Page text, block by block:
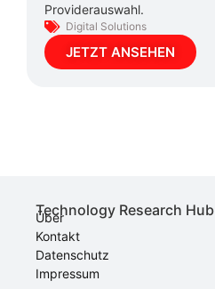
Providerauswahl.
Digital Solutions
JETZT ANSEHEN
Technology Research Hub
Über
Kontakt
Datenschutz
Impressum